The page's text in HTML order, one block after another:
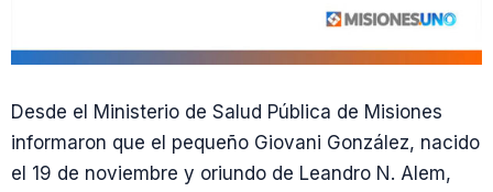
Desde el Ministerio de Salud Pública de Misiones
informaron que el pequeño Giovani González, nacido
el 19 de noviembre y oriundo de Leandro N. Alem,